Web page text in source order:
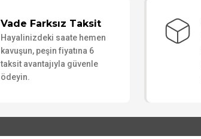
Vade Farksız Taksit
Hayalinizdeki saate hemen
kavuşun, peşin fiyatına 6
taksit avantajıyla güvenle
ödeyin.